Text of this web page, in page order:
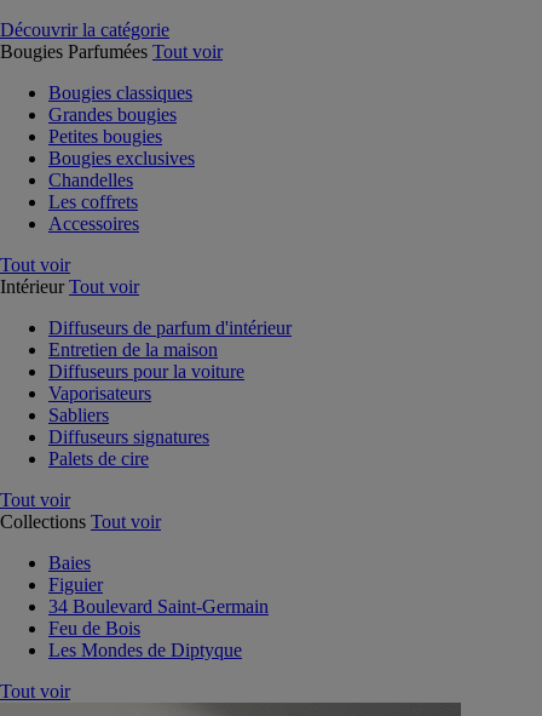
Découvrir la catégorie
Bougies Parfumées Tout voir
Bougies classiques
Grandes bougies
Petites bougies
Bougies exclusives
Chandelles
Les coffrets
Accessoires
Tout voir
Intérieur Tout voir
Diffuseurs de parfum d'intérieur
Entretien de la maison
Diffuseurs pour la voiture
Vaporisateurs
Sabliers
Diffuseurs signatures
Palets de cire
Tout voir
Collections Tout voir
Baies
Figuier
34 Boulevard Saint-Germain
Feu de Bois
Les Mondes de Diptyque
Tout voir